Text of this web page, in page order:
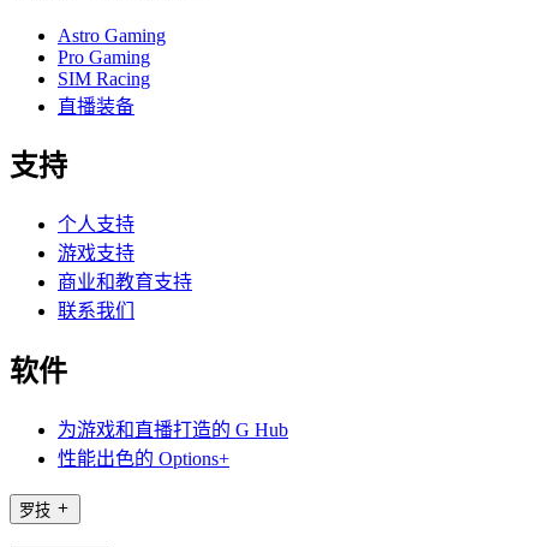
Astro Gaming
Pro Gaming
SIM Racing
直播装备
支持
个人支持
游戏支持
商业和教育支持
联系我们
软件
为游戏和直播打造的 G Hub
性能出色的 Options+
罗技